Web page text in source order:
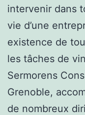
intervenir dans
vie d’une
existence de
les tâches de
Sermorens
Grenoble,
de nombreux